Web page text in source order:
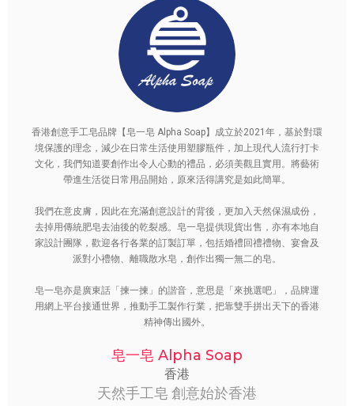
香港創意手工皂品牌【皂一皂 Alpha Soap】成立於2021年，基於對環
境保護的理念，減少在日常生活使用塑膠瓶件，加上現代人流行打卡
文化，我們知道要創作出令人心動的禮品，必須美觀且實用。將藝術
帶進生活從日常用品開始，原來活得講究是如此簡單。
​我們在意皮膚，因此在充滿創意設計的背後，更加入天然保濕成份，
去掉用傳統肥皂去油後的乾裂感。皂一皂提供現貨出售，亦有本地自
家設計團隊，歡迎各行各業的訂製訂單，包括婚禮回禮禮物、宴會及
派對小禮物、離職散水皂，創作出獨一無二的皂。
​皂一皂亦是廣東話「揀一揀」的諧音，意思是「來挑選吧」，品牌運
用網上平台接通世界，推動手工製作行業，把靠雙手拼出天下的香港
精神傳出國外。
皂一皂 Alpha Soap
香港
天然手工皂 創意始於香港